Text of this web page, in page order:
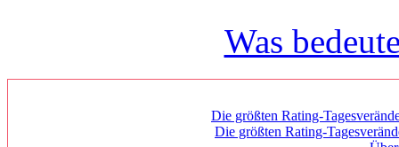
Was
Die größten Rating-
Die größten Rating-